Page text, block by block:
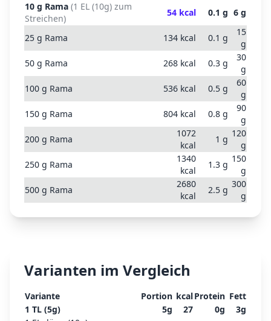
10 g Rama (1 EL (10g) zum
Streichen)
54 kcal 0.1 g 6 g
25 g Rama 134 kcal 0.1 g
15
g
50 g Rama 268 kcal 0.3 g
30
g
100 g Rama 536 kcal 0.5 g
60
g
150 g Rama 804 kcal 0.8 g
90
g
200 g Rama
1072
kcal
1 g
120
g
250 g Rama
1340
kcal
1.3 g
150
g
500 g Rama
2680
kcal
2.5 g
300
g
Varianten im Vergleich
Variante Portion kcalProtein Fett
1 TL (5g)
5g 27 0g 3g